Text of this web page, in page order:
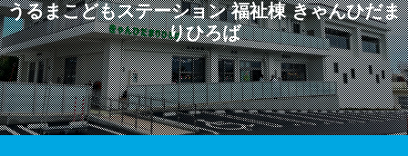
うるまこどもステーション 福祉棟 きゃんひだま
りひろば